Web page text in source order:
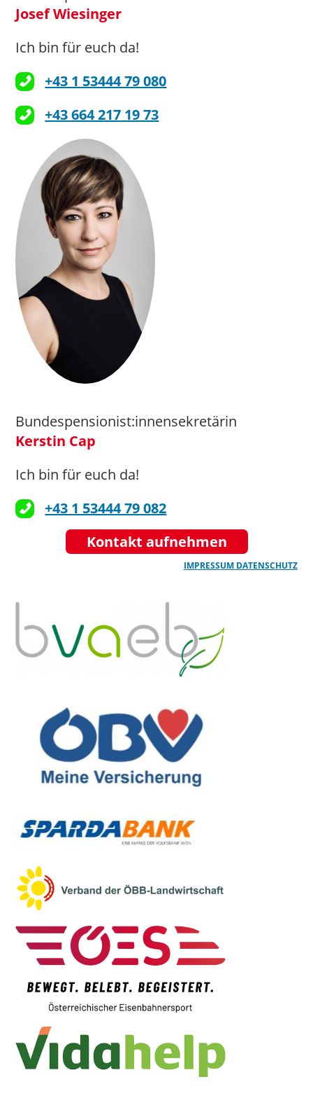
Josef Wiesinger
Ich bin für euch da!
+43 1 53444 79 080
+43 664 217 19 73
Bundespensionist:innensekretärin
Kerstin Cap
Ich bin für euch da!
+43 1 53444 79 082
Kontakt aufnehmen
IMPRESSUM DATENSCHUTZ